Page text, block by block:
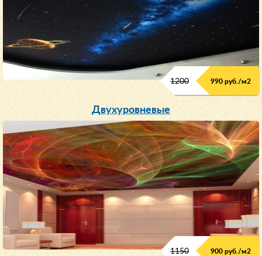
1200 990 руб./м2
Двухуровневые
1150 900 руб./м2